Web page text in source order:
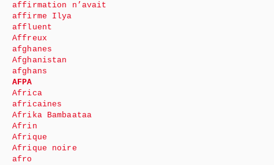
affirmation n’avait
affirme Ilya
affluent
Affreux
afghanes
Afghanistan
afghans
AFPA
Africa
africaines
Afrika Bambaataa
Afrin
Afrique
Afrique noire
afro